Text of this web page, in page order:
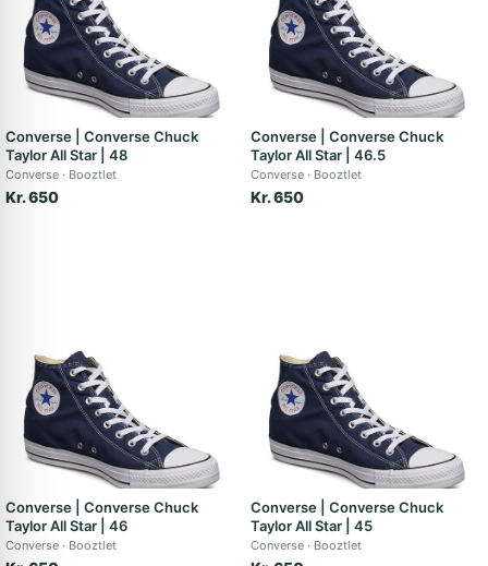
Converse | Converse Chuck
Taylor All Star | 48
Converse Booztlet
Kr. 650
Converse | Converse Chuck
Taylor All Star | 46.5
Converse Booztlet
Kr. 650
Converse | Converse Chuck
Taylor All Star | 46
Converse Booztlet
Converse | Converse Chuck
Taylor All Star | 45
Converse Booztlet